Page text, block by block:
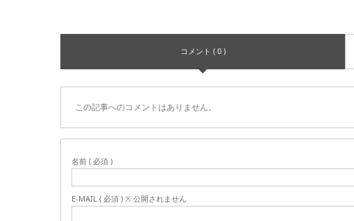
コメント ( 0 )
この記事へのコメントはありません。
名前 ( 必須 )
E-MAIL ( 必須 ) ※ 公開されません